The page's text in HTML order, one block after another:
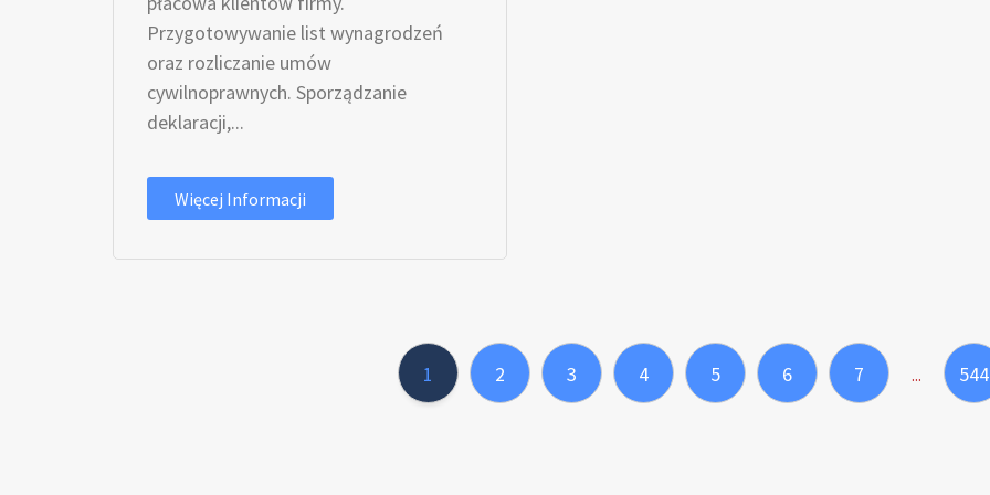
Przygotowywanie list wynagrodzeń
oraz rozliczanie umów
cywilnoprawnych. Sporządzanie
deklaracji,...
Więcej Informacji
1 2 3 4 5 6 7 ... 544